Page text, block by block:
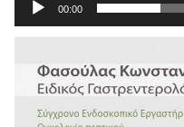
00:00